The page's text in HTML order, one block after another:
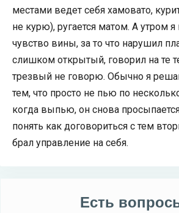
местами ведет себя хамовато,
не курю), ругается матом. А утром
чувство вины, за то что нарушил
слишком открытый, говорил на те
трезвый не говорю. Обычно я
тем, что просто не пью по
когда выпью, он снова
понять как договориться с тем
брал управление на себя.
Есть